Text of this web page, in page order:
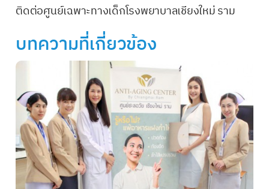
ติดต่อศูนย์เฉพาะทางเด็กโรงพยาบาลเชียงใหม่ ราม
บทความที่เกี่ยวข้อง